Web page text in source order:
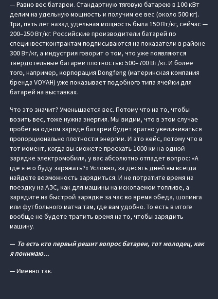
— Равно вес батареи. Стандартную тяговую батарею в 100 кВт
делим на удельную мощность и получим ее вес (около 500 кг).
Три, пять лет назад удельная мощность была 150 Вт/кг, сейчас —
200–250 Вт/кг. Российские производители батарей по
специнвестконтрактам подписываются на показатели в районе
300 Вт/кг, а индустрия говорит о том, что уже появляются
твердотельные батареи плотностью 500–700 Вт/кг. И более
того, например, корпорация Dongfeng (материнская компания
бренда VOYAH) уже показывает подобного типа ячейки для
батарей на выставках.
Что это значит? Уменьшается вес. Потому что на то, чтобы
возить вес, тоже нужна энергия. Мы видим, что в этом случае
пробег на одном заряде батареи будет кратно увеличиваться
пропорционально плотности энергии. И это кейс, потому что в
тот момент, когда вы сможете проехать 1000 км на одной
зарядке электромобиля, у вас абсолютно отпадет вопрос: «А
где я его буду заряжать?» Условно, за десять дней вы всегда
найдете возможность зарядиться. И не потратите время на
поездку на АЗС, как для машины на ископаемом топливе, а
зарядите на быстрой зарядке за час во время обеда, шопинга
или футбольного матча там, где вам удобно. То есть в итоге
вообще не будете тратить время на то, чтобы зарядить
машину.
— То есть кто первый решит вопрос батареи, тот молодец, как
я понимаю...
— Именно так.